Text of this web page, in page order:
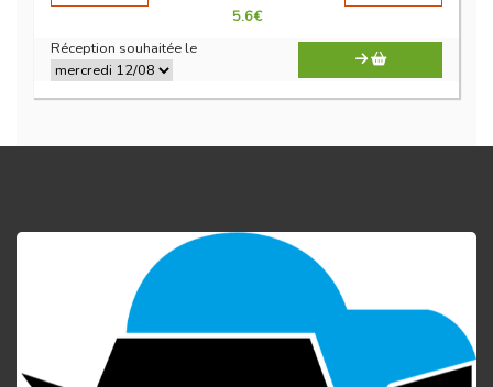
5.6€
Réception souhaitée le